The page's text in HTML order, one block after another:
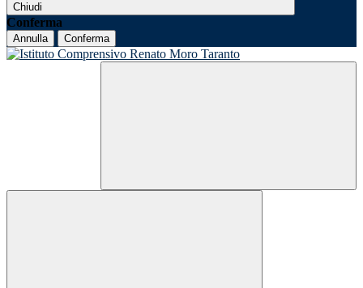
Chiudi
Conferma
Annulla Conferma